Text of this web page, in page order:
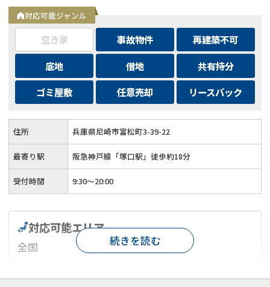
にも対応◆現地調査・査定は無料
対応可能ジャンル
空き家 事故物件
再建築不可
底地
借地
共有持分
ゴミ屋敷
任意売却 リースバック
住所 兵庫県尼崎市富松町3-39-22
最寄り駅 阪急神戸線「塚口駅」徒歩約18分
受付時間 9:30～20:00
対応可能エリア
全国
対応が親身 オンライン面談可能
レスポンスが早い
続きを読む